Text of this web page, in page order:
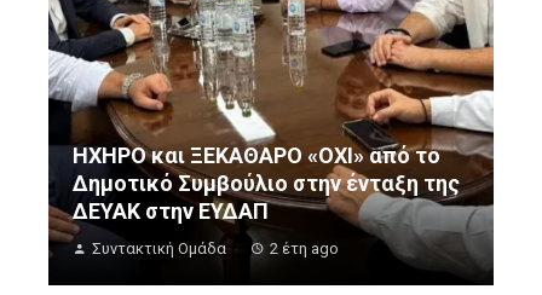
ΗΧΗΡΟ και ΞΕΚΑΘΑΡΟ «ΟΧΙ» από το
Δημοτικό Συμβούλιο στην ένταξη της
ΔΕΥΑΚ στην ΕΥΔΑΠ
Συντακτική Ομάδα 2 έτη ago